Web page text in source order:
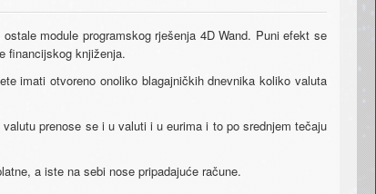
module programskog rješenja 4D Wand. Puni efekt se
financijskog knjiženja.
imati otvoreno onoliko blagajničkih dnevnika koliko valuta
prenose se i u valuti i u eurima i to po srednjem tečaju
a iste na sebi nose pripadajuće račune.